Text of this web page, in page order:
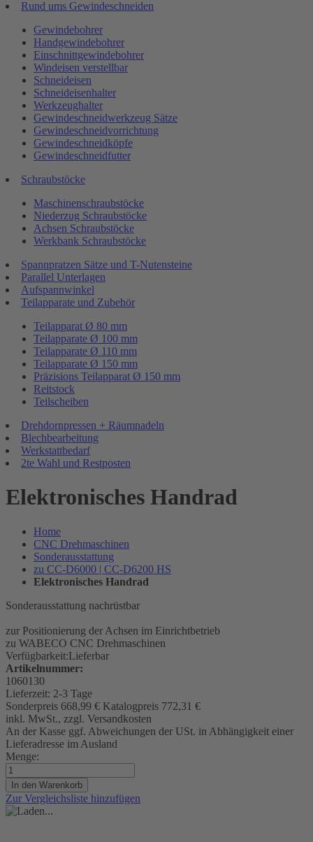
Rund ums Gewindeschneiden
Gewindebohrer
Handgewindebohrer
Einschnittgewindebohrer
Windeisen verstellbar
Schneideisen
Schneideisenhalter
Werkzeughalter
Gewindeschneidwerkzeug Sätze
Gewindeschneidvorrichtung
Gewindeschneidköpfe
Gewindeschneidfutter
Schraubstöcke
Maschinenschraubstöcke
Niederzug Schraubstöcke
Achsen Schraubstöcke
Werkbank Schraubstöcke
Spannpratzen Sätze und T-Nutensteine
Parallel Unterlagen
Aufspannwinkel
Teilapparate und Zubehör
Teilapparat Ø 80 mm
Teilapparate Ø 100 mm
Teilapparate Ø 110 mm
Teilapparate Ø 150 mm
Präzisions Teilapparat Ø 150 mm
Reitstock
Teilscheiben
Drehdornpressen + Räumnadeln
Blechbearbeitung
Werkstattbedarf
2te Wahl und Restposten
Elektronisches Handrad
Home
CNC Drehmaschinen
Sonderausstattung
zu CC-D6000 | CC-D6200 HS
Elektronisches Handrad
Sonderausstattung nachrüstbar
zur Positionierung der Achsen im Einrichtbetrieb
zu WABECO CNC Drehmaschinen
Verfügbarkeit:Lieferbar
Artikelnummer:
1060130
Lieferzeit: 2-3 Tage
Sonderpreis 668,99 € Katalogpreis 772,31 €
inkl. MwSt., zzgl. Versandkosten
An der Kasse ggf. Abweichungen der USt. in Abhängigkeit einer
Lieferadresse im Ausland
Menge:
In den Warenkorb
Zur Vergleichsliste hinzufügen